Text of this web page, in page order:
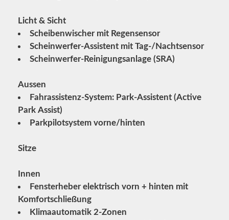
Licht & Sicht
Scheibenwischer mit Regensensor
Scheinwerfer-Assistent mit Tag-/Nachtsensor
Scheinwerfer-Reinigungsanlage (SRA)
Aussen
Fahrassistenz-System: Park-Assistent (Active
Park Assist)
Parkpilotsystem vorne/hinten
Sitze
Innen
Fensterheber elektrisch vorn + hinten mit
Komfortschließung
Klimaautomatik 2-Zonen